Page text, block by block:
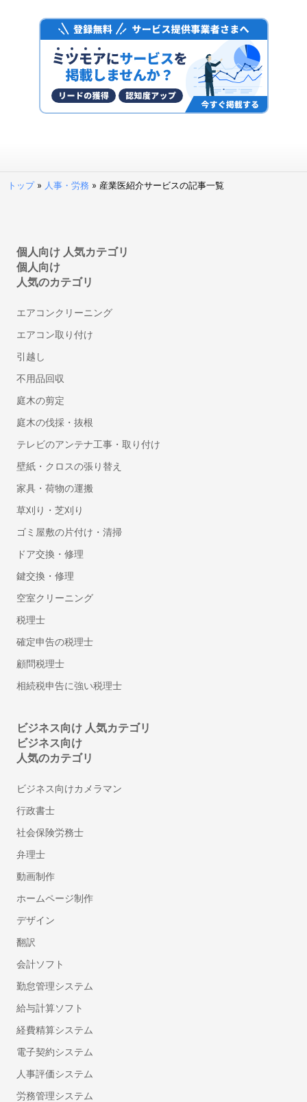
電子帳簿保存システム
ファクタリングサービス
予算管理システム
決済代行サービス
固定資産管理システム
法人カード
経営管理システム
不動産向け電子契約システム
補助金申請サポート・代行
人事・労務
勤怠管理システム
労務管理システム
人事評価システム
タレントマネジメントシステム
給与前払いサービス
Web給与明細システム
人事管理システム
eラーニングシステム
Web面接(オンライン面接)ツール
マイナンバー管理システム
採用サイト制作サービス
安否確認システム
1on1ツール
ストレスチェックシステム
年末調整ソフト
人材派遣管理システム
アルコールチェックアプリ
離職防止・定着率向上ツール
360度評価・多面評価システム
社食サービス
採用代行・採用アウトソーシング(RPO)
人材紹介サービス(中途採用)
顧問紹介サービス
採用コンサルティング
ハラスメント対策サービス
プログラミング研修
管理職研修
法人向け英語研修
産業医紹介サービス
LMS（学習管理システム）
総務・法務
トップ» 人事・労務 » 産業医紹介サービスの記事一覧
個人向け 人気カテゴリ
個人向け
人気のカテゴリ
エアコンクリーニング
エアコン取り付け
引越し
不用品回収
庭木の剪定
庭木の伐採・抜根
テレビのアンテナ工事・取り付け
壁紙・クロスの張り替え
家具・荷物の運搬
草刈り・芝刈り
ゴミ屋敷の片付け・清掃
ドア交換・修理
鍵交換・修理
空室クリーニング
税理士
確定申告の税理士
顧問税理士
相続税申告に強い税理士
ビジネス向け 人気カテゴリ
ビジネス向け
人気のカテゴリ
ビジネス向けカメラマン
行政書士
社会保険労務士
弁理士
動画制作
ホームページ制作
デザイン
翻訳
会計ソフト
勤怠管理システム
給与計算ソフト
経費精算システム
電子契約システム
人事評価システム
労務管理システム